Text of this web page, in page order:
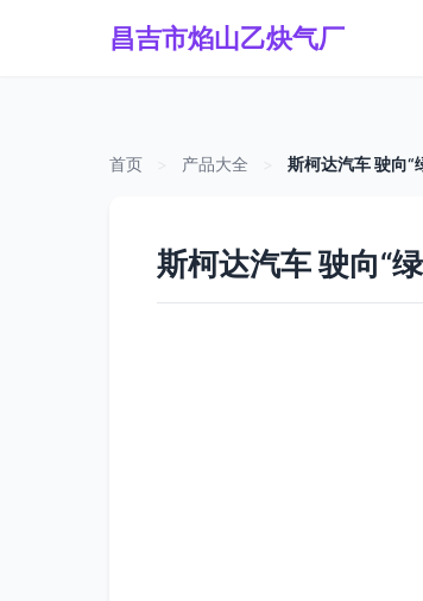
昌吉市焰山乙炔气厂
首页 产品大全 斯柯达汽车 驶向“
斯柯达汽车 驶向“